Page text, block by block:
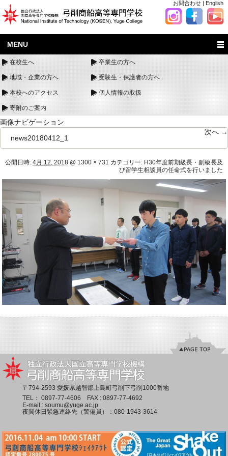
お問合わせ | English
MENU
在校生へ 卒業生の方へ
地域・企業の方へ 受験生・保護者の方へ
本校へのアクセス 個人情報の取扱
寄附のご案内
画像ナビゲーション
次へ →
news20180412_1
公開日時: 4月 12, 2018 @ 1300 × 731 カテゴリー: H30年度前期級長・副級長及
び留学生相談員の任命式を行いました
〒794-2593 愛媛県越智郡上島町弓削下弓削1000番地
TEL： 0897-77-4606 FAX : 0897-77-4692
E-mail : soumu@yuge.ac.jp
夜間休日緊急連絡先（警備員）： 080-1943-3614